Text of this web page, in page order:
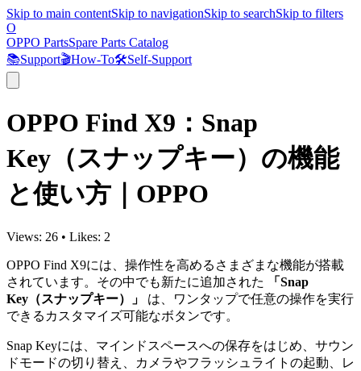
Skip to main contentSkip to navigationSkip to searchSkip to filters
O
OPPO PartsSpare Parts Catalog
📚Support🎬How-To🛠️Self-Support
OPPO Find X9：Snap
Key（スナップキー）の機能
と使い方｜OPPO
Views: 26 • Likes: 2
OPPO Find X9には、操作性を高めるさまざまな機能が搭載
されています。その中でも新たに追加された
「Snap
Key（スナップキー）」
は、ワンタップで任意の操作を実行
できるカスタマイズ可能なボタンです。
Snap Keyには、マインドスペースへの保存をはじめ、サウン
ドモードの切り替え、カメラやフラッシュライトの起動、レ